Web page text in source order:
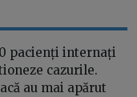
pacienți internați
cazurile.
au mai apărut